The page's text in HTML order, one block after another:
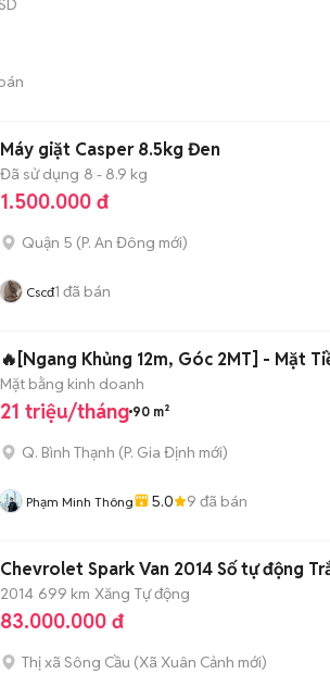
Máy giặt Casper 8.5kg Đen
Đã sử dụng 8 - 8.9 kg
1.500.000 đ
Quận 5 (P. An Đông mới)
Cscđ1 đã bán
🔥[Ngang Khủng 12m, Góc 2MT] - Mặt
Mặt bằng kinh doanh
21 triệu/tháng 90 m²
Q. Bình Thạnh (P. Gia Định mới)
Phạm Minh Thông 5.0 9 đã bán
Chevrolet Spark Van 2014 Số tự động
2014 699 km Xăng Tự động
83.000.000 đ
Thị xã Sông Cầu (Xã Xuân Cảnh mới)